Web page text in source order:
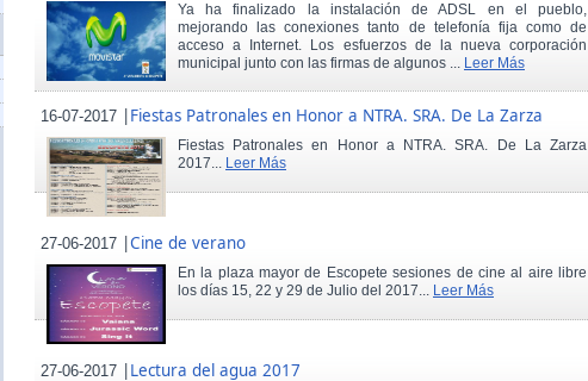
Ya ha finalizado la instalación de ADSL en el pueblo,
mejorando las conexiones tanto de telefonía fija como de
acceso a Internet. Los esfuerzos de la nueva corporación
municipal junto con las firmas de algunos ... Leer Más
16-07-2017 |Fiestas Patronales en Honor a NTRA. SRA. De La Zarza
Fiestas Patronales en Honor a NTRA. SRA. De La Zarza
2017... Leer Más
27-06-2017 |Cine de verano
En la plaza mayor de Escopete sesiones de cine al aire libre
los días 15, 22 y 29 de Julio del 2017... Leer Más
27-06-2017 |Lectura del agua 2017